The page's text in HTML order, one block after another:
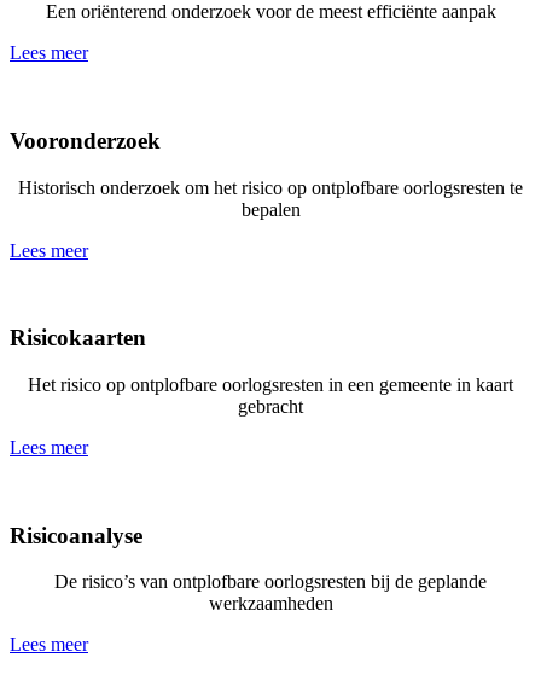
Een oriënterend onderzoek voor de meest efficiënte aanpak
Lees meer
Vooronderzoek
Historisch onderzoek om het risico op ontplofbare oorlogsresten te
bepalen
Lees meer
Risicokaarten
Het risico op ontplofbare oorlogsresten in een gemeente in kaart
gebracht
Lees meer
Risicoanalyse
De risico’s van ontplofbare oorlogsresten bij de geplande
werkzaamheden
Lees meer